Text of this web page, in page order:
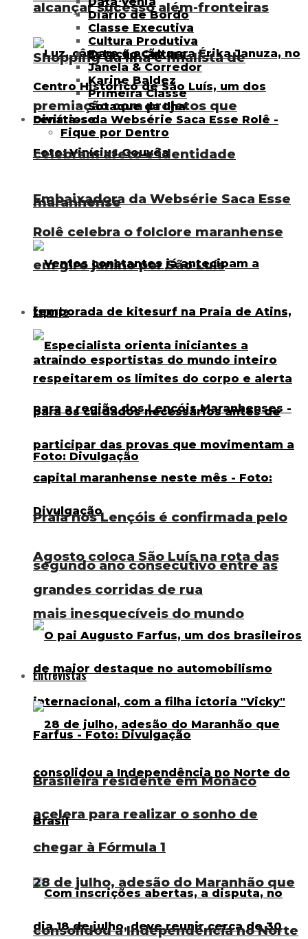
alcançar sucesso além-fronteiras
Embaixadora da Websérie Saca Esse
Rolê celebra o folclore maranhense
em giro junino por São Luís
Esporte
Agosto coloca São Luís na rota das
grandes corridas de rua
Brasileira residente em Mônaco
acelera para realizar o sonho de
chegar à Fórmula 1
Shopping da Ilha é finalista de
premiação com projetos que
celebram afeto e identidade
maranhense
Praia nos Lençóis é confirmada pelo
segundo ano consecutivo entre as
mais inesquecíveis do mundo
Entrevistas
28 de julho, adesão do Maranhão que
consolidou a Independência no Norte
Diário de Bordo
Classe Executiva
Cultura Produtiva
Estação Cultura
Janela & Corredor
Karine Baldez
Primeira Classe
Sotaque da Ilha
Divirta-se
Fique por Dentro